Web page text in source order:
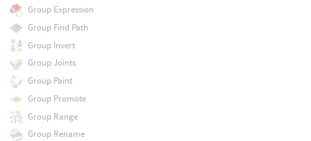
Group Expression
Group Find Path
Group Invert
Group Joints
Group Paint
Group Promote
Group Range
Group Rename